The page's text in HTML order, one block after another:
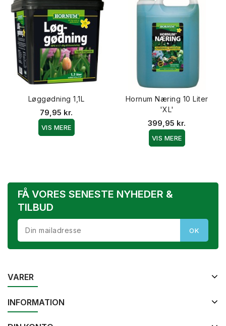
Løggødning 1,1L
79,95 kr.
VIS MERE
Hornum Næring 10 Liter
'XL'
399,95 kr.
VIS MERE
FÅ VORES SENESTE NYHEDER &
TILBUD
VARER
INFORMATION